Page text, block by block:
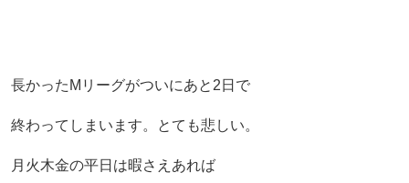
長かったMリーグがついにあと2日で
終わってしまいます。とても悲しい。
月火木金の平日は暇さえあれば